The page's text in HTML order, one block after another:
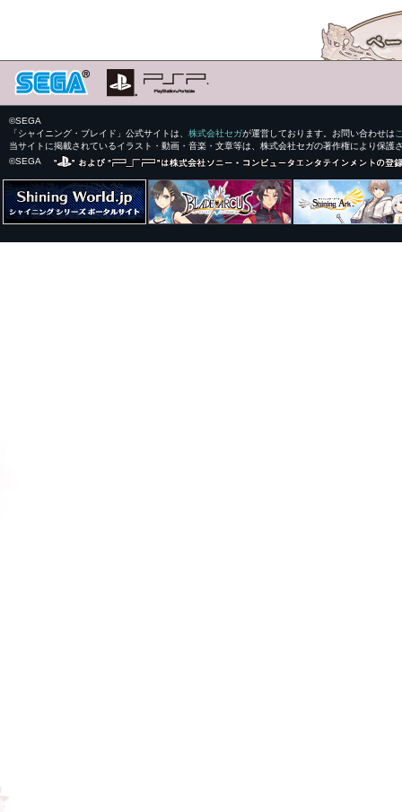
©SEGA
「シャイニング・ブレイド」公式サイトは、 株式会社セガが運営しております。お問い合わせは
当サイトに掲載されているイラスト・動画・音楽・文章等は、株式会社セガの著作権により保
©SEGA